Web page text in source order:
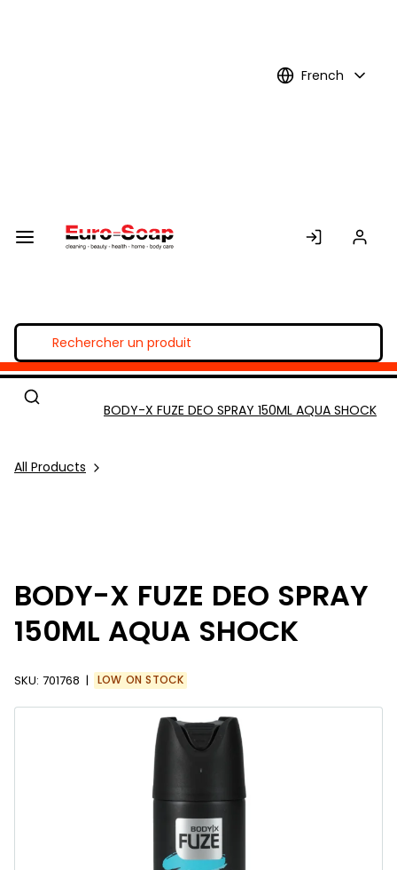
French
All Products
BODY-X FUZE DEO SPRAY 150ML AQUA SHOCK
BODY-X FUZE DEO SPRAY
150ML AQUA SHOCK
SKU: 701768 LOW ON STOCK